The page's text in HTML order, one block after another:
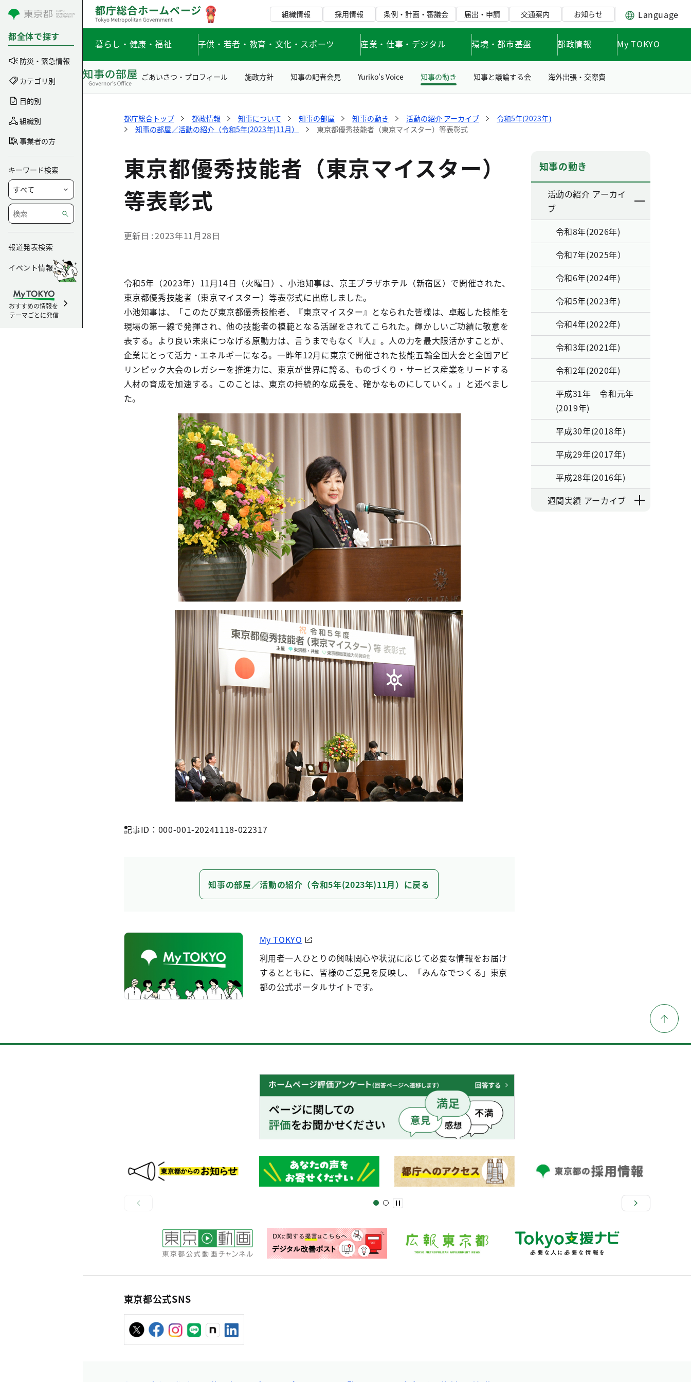
コンテンツにスキップ
都全体で探す
防災・緊急情報
カテゴリ別
目的別
組織別
事業者の方
キーワード検索
報道発表検索
イベント情報
おすすめの情報を
テーマごとに発信
組織情報 採用情報 条例・計画・審議会 届出・申請 交通案内 お知らせ Language
暮らし・健康・福祉 子供・若者・教育・文化・スポーツ 産業・仕事・デジタル 環境・都市基盤 都政情報 My TOKYO
ごあいさつ・プロフィール 施政方針 知事の記者会見 Yuriko’s Voice 知事の動き 知事と議論する会 海外出張・交際費
都庁総合トップ 都政情報 知事について 知事の部屋 知事の動き 活動の紹介 アーカイブ
令和5年(2023年)
知事の部屋／活動の紹介（令和5年(2023年)11月）
東京都優秀技能者（東京マイスター）等表彰式
東京都優秀技能者（東京マイスター）
等表彰式
更新日 2023年11月28日
令和5年（2023年）11月14日（火曜日）、小池知事は、京王プラザホテル（新宿区）で開催された、
東京都優秀技能者（東京マイスター）等表彰式に出席しました。
小池知事は、「このたび東京都優秀技能者、『東京マイスター』となられた皆様は、卓越した技能を
現場の第一線で発揮され、他の技能者の模範となる活躍をされてこられた。輝かしいご功績に敬意を
表する。より良い未来につなげる原動力は、言うまでもなく『人』。人の力を最大限活かすことが、
企業にとって活力・エネルギーになる。一昨年12月に東京で開催された技能五輪全国大会と全国アビ
リンピック大会のレガシーを推進力に、東京が世界に誇る、ものづくり・サービス産業をリードする
人材の育成を加速する。このことは、東京の持続的な成長を、確かなものにしていく。」と述べまし
た。
記事ID：000-001-20241118-022317
知事の部屋／活動の紹介（令和5年(2023年)11月）に戻る
My TOKYO
利用者一人ひとりの興味関心や状況に応じて必要な情報をお届け
するとともに、皆様のご意見を反映し、「みんなでつくる」東京
都の公式ポータルサイトです。
知事の動き
活動の紹介 アーカイ
ブ
令和8年(2026年)
令和7年(2025年）
令和6年(2024年)
令和5年(2023年)
令和4年(2022年)
令和3年(2021年)
令和2年(2020年)
平成31年 令和元年
(2019年)
平成30年(2018年)
平成29年(2017年)
平成28年(2016年)
週間実績 アーカイブ
東京都公式SNS